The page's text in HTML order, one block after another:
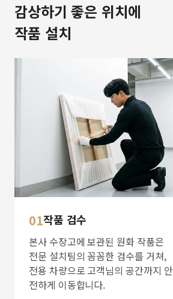
감상하기 좋은 위치에
작품 설치
01작품 검수
본사 수장고에 보관된 원화 작품은
전문 설치팀의 꼼꼼한 검수를 거쳐,
전용 차량으로 고객님의 공간까지 안
전하게 이동합니다.